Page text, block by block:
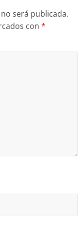
será publicada.
con*